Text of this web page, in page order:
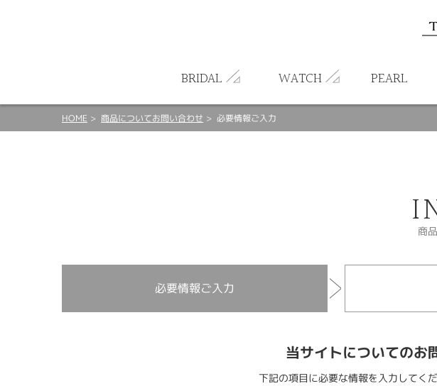
BRIDAL WATCH PEARL
HOME 商品についてお問い合わせ 必要情報ご入力
商
必要情報ご入力
当サイトについてのお
下記の項目に必要な情報を入力してく